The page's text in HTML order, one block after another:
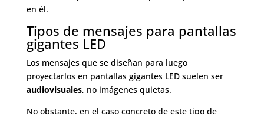
en él.
Tipos de mensajes para pantallas
gigantes LED
Los mensajes que se diseñan para luego
proyectarlos en pantallas gigantes LED suelen ser
audiovisuales, no imágenes quietas.
No obstante, en el caso concreto de este tipo de